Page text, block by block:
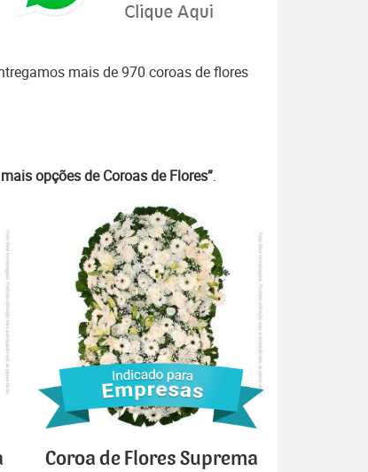
mais de 970 coroas de flores
mais opções de Coroas de Flores”.
Coroa de Flores Suprema